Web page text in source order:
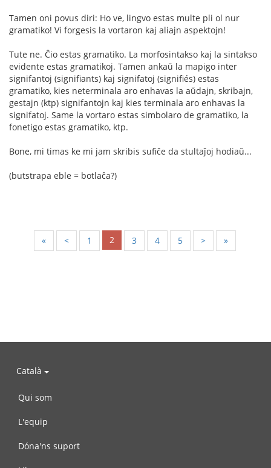
Tamen oni povus diri: Ho ve, lingvo estas multe pli ol nur
gramatiko! Vi forgesis la vortaron kaj aliajn aspektojn!
Tute ne. Ĉio estas gramatiko. La morfosintakso kaj la sintakso
evidente estas gramatikoj. Tamen ankaŭ la mapigo inter
signifantoj (signifiants) kaj signifatoj (signifiés) estas
gramatiko, kies neterminala aro enhavas la aŭdajn, skribajn,
gestajn (ktp) signifantojn kaj kies terminala aro enhavas la
signifatoj. Same la vortaro estas simbolaro de gramatiko, la
fonetigo estas gramatiko, ktp.
Bone, mi timas ke mi jam skribis sufiĉe da stultaĵoj hodiaŭ...
(butstrapa eble = botlaĉa?)
« < 1 2 3 4 5 > »
Català
Qui som
L'equip
Dóna'ns suport